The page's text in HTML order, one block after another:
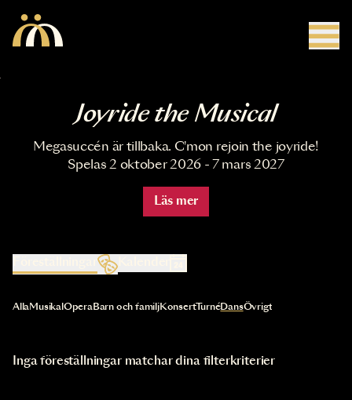
Joyride the Musical
Megasuccén är tillbaka. C'mon rejoin the joyride!
Spelas 2 oktober 2026 - 7 mars 2027
Läs mer
Kalender
Val av kategori uppdaterar innehållet automatiskt
AllaMusikal OperaBarn och familjKonsertTurnéDansÖvrigt
Inga föreställningar matchar dina filterkriterier